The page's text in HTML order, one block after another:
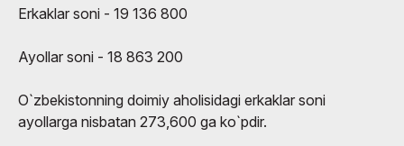
Erkaklar soni - 19 136 800
Ayollar soni - 18 863 200
O`zbekistonning doimiy aholisidagi erkaklar soni
ayollarga nisbatan 273,600 ga ko`pdir.